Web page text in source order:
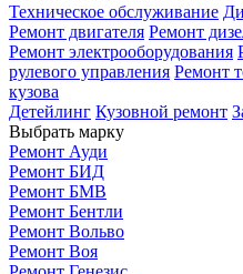
Техническое обслуживание
Ремонт двигателя Ремонт
Ремонт электрооборудования
рулевого управления Ремонт
кузова
Детейлинг Кузовной ремонт
Выбрать марку
Ремонт Ауди
Ремонт БИД
Ремонт БМВ
Ремонт Бентли
Ремонт Вольво
Ремонт Воя